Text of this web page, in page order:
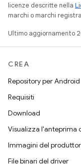
licenze descritte nella
marchi o marchi
Ultimo aggiornamento
CREA
Repository per Android
Requisiti
Download
Visualizza l'anteprima
Immagini del
File binari del driver